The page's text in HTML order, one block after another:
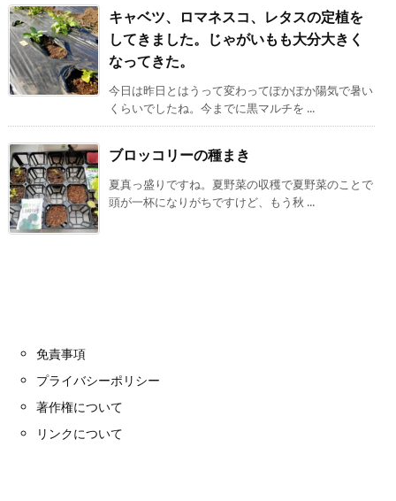
キャベツ、ロマネスコ、レタスの定植を
してきました。じゃがいもも大分大きく
なってきた。
今日は昨日とはうって変わってぽかぽか陽気で暑い
くらいでしたね。今までに黒マルチを ...
ブロッコリーの種まき
夏真っ盛りですね。夏野菜の収穫で夏野菜のことで
頭が一杯になりがちですけど、もう秋 ...
免責事項
プライバシーポリシー
著作権について
リンクについて